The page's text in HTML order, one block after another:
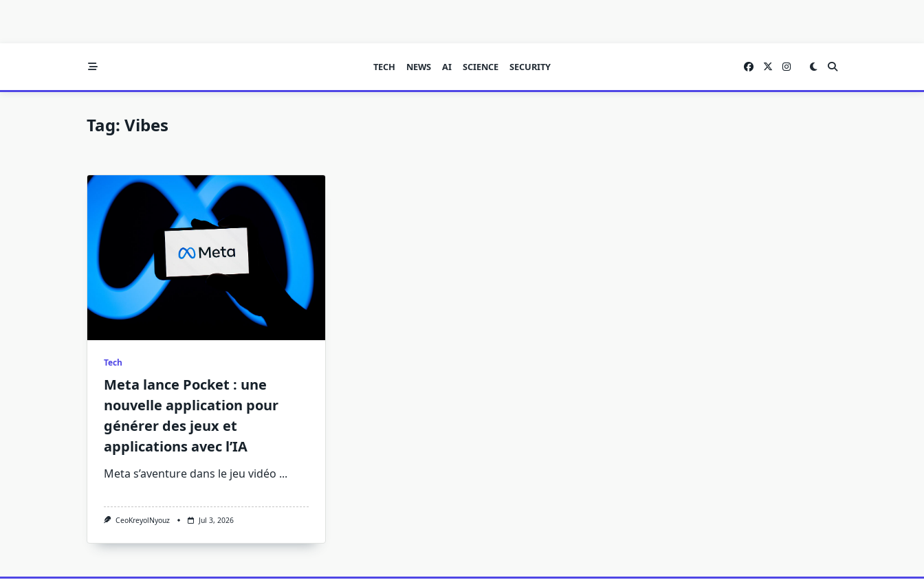
TECH NEWS AI SCIENCE SECURITY
Tag: Vibes
Tech
Meta lance Pocket : une
nouvelle application pour
générer des jeux et
applications avec l’IA
Meta s’aventure dans le jeu vidéo ...
CeoKreyolNyouz Jul 3, 2026